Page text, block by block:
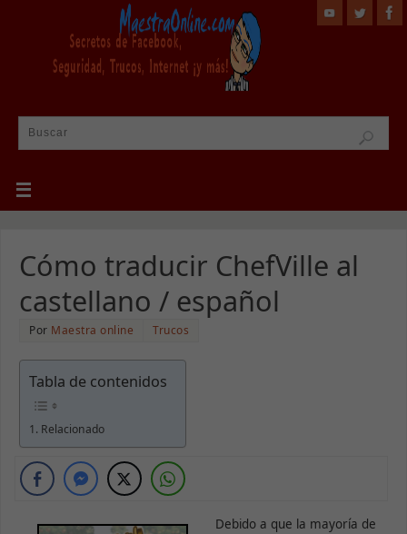
Cómo traducir ChefVille al
castellano / español
Por Maestra online Trucos
Tabla de contenidos
Relacionado
Debido a que la mayoría de